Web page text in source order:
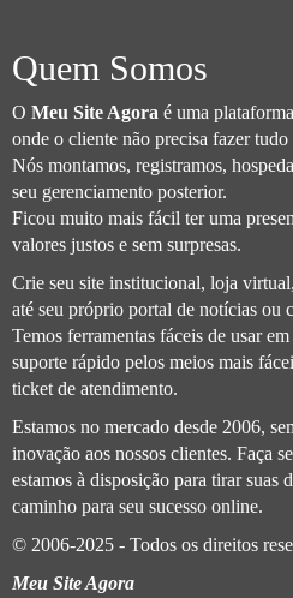
Quem Somos
O Meu Site Agora é uma
onde o cliente não precisa fazer tudo
Nós montamos, registramos,
seu gerenciamento posterior.
Ficou muito mais fácil ter uma
valores justos e sem surpresas.
Crie seu site institucional, loja
até seu próprio portal de notícias ou
Temos ferramentas fáceis de usar
suporte rápido pelos meios mais
ticket de atendimento.
Estamos no mercado desde 2006,
inovação aos nossos clientes. Faça
estamos à disposição para tirar suas
caminho para seu sucesso online.
© 2006-2025 - Todos os direitos
Meu Site Agora